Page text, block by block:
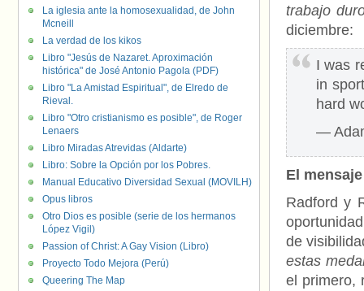
trabajo
diciembre:
I was
in
hard
—
El
Radford y
de
estas
el primero,
La iglesia ante la homosexualidad, de John
Mcneill
La verdad de los kikos
Libro "Jesús de Nazaret. Aproximación
histórica" de José Antonio Pagola (PDF)
Libro "La Amistad Espiritual", de Elredo de
Rieval.
Libro "Otro cristianismo es posible", de Roger
Lenaers
Libro Miradas Atrevidas (Aldarte)
Libro: Sobre la Opción por los Pobres.
Manual Educativo Diversidad Sexual (MOVILH)
Opus libros
Otro Dios es posible (serie de los hermanos
López Vigil)
Passion of Christ: A Gay Vision (Libro)
Proyecto Todo Mejora (Perú)
Queering The Map